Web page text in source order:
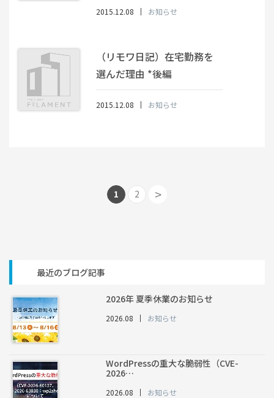
2015.12.08 お知らせ
（リモワ日記）在宅勤務を
選んだ理由 *後編
2015.12.08 お知らせ
1 2 >
最近のブログ記事
2026年 夏季休業のお知らせ
2026.08 お知らせ
WordPressの重大な脆弱性（CVE-
2026…
2026.08 お知らせ